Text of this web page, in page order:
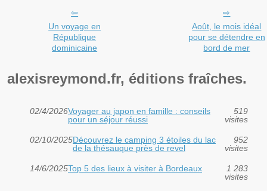
Un voyage en
République
dominicaine
Août, le mois idéal
pour se détendre en
bord de mer
alexisreymond.fr, éditions fraîches.
02/4/2026Voyager au japon en famille : conseils
pour un séjour réussi
519
visites
02/10/2025Découvrez le camping 3 étoiles du lac
de la thésauque près de revel
952
visites
14/6/2025Top 5 des lieux à visiter à Bordeaux
1 283
visites